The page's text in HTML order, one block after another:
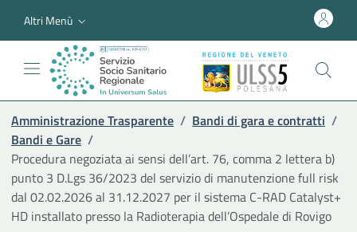
Altri Menù
Amministrazione Trasparente / Bandi di gara e contratti /
Bandi e Gare /
Procedura negoziata ai sensi dell’art. 76, comma 2 lettera b)
punto 3 D.Lgs 36/2023 del servizio di manutenzione full risk
dal 02.02.2026 al 31.12.2027 per il sistema C-RAD Catalyst+
HD installato presso la Radioterapia dell’Ospedale di Rovigo